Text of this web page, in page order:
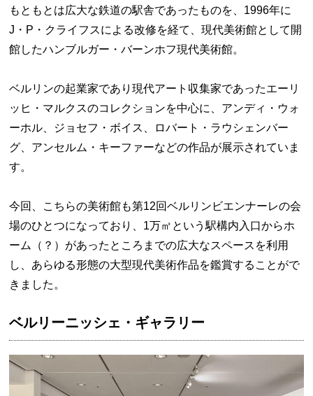
もともとは広大な鉄道の駅舎であったものを、1996年に
J・P・クライフスによる改修を経て、現代美術館として開
館したハンブルガー・バーンホフ現代美術館。
ベルリンの起業家であり現代アート収集家であったエーリ
ッヒ・マルクスのコレクションを中心に、アンディ・ウォ
ーホル、ジョセフ・ボイス、ロバート・ラウシェンバー
グ、アンセルム・キーファーなどの作品が展示されていま
す。
今回、こちらの美術館も第12回ベルリンビエンナーレの会
場のひとつになっており、1万㎡という駅構内入口からホ
ーム（？）があったところまでの広大なスペースを利用
し、あらゆる形態の大型現代美術作品を鑑賞することがで
きました。
ベルリーニッシェ・ギャラリー